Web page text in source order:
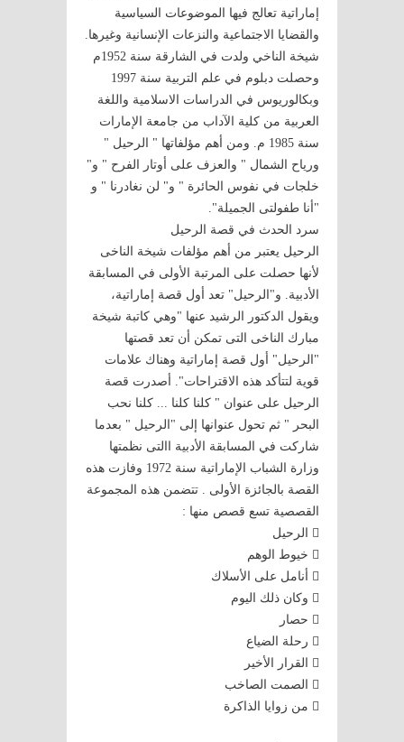
إماراتية تعالج فيها الموضوعات السياسية
والقضايا الاجتماعية والنزعات الإنسانية وغيرها.
شيخة الناخي ولدت في الشارقة سنة 1952م
وحصلت دبلوم في علم التربية سنة 1997
وبكالوريوس في الدراسات الاسلامية واللغة
العربية من كلية الآداب من جامعة الإمارات
سنة 1985 م. ومن أهم مؤلفاتها " الرحيل "
ورياح الشمال " والعزف على أوتار الفرح " و"
خلجات في نفوس الحائرة " و" لن نغادرنا " و
"أنا طفولتى الجميلة".
سرد الحدث في قصة الرحيل
الرحيل يعتبر من أهم مؤلفات شيخة الناخى
لأنها حصلت على المرتبة الأولى في المسابقة
الأدبية. و"الرحيل" تعد أول قصة إماراتية،
ويقول الدكتور الرشيد عنها "وهي كاتبة شيخة
مبارك الناخى التى تمكن أن تعد قصتها
"الرحيل" أول قصة إماراتية وهناك علامات
قوية لتتأكد هذه الاقتراحات". أصدرت قصة
الرحيل على عنوان " كلنا كلنا ... كلنا نحب
البحر " ثم تحول عنوانها إلى "الرحيل " بعدما
شاركت في المسابقة الأدبية االتى نظمتها
وزارة الشباب الإماراتية سنة 1972 وفازت هذه
القصة بالجائزة الأولى . تتضمن هذه المجموعة
القصصية تسع قصص منها :
 الرحيل
 خيوط الوهم
 أنامل على الأسلاك
 وكان ذلك اليوم
 حصار
 رحلة الضياع
 القرار الأخير
 الصمت الصاخب
 من زوايا الذاكرة